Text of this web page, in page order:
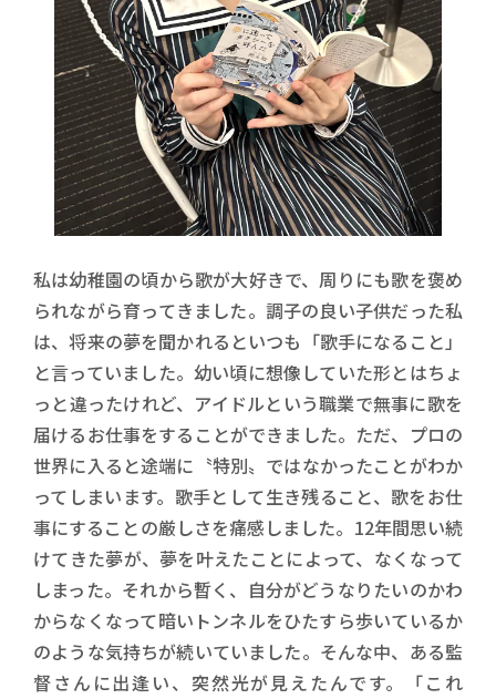
私は幼稚園の頃から歌が大好きで、周りにも歌を褒め
られながら育ってきました。調子の良い子供だった私
は、将来の夢を聞かれるといつも「歌手になること」
と言っていました。幼い頃に想像していた形とはちょ
っと違ったけれど、アイドルという職業で無事に歌を
届けるお仕事をすることができました。ただ、プロの
世界に入ると途端に〝特別〟ではなかったことがわか
ってしまいます。歌手として生き残ること、歌をお仕
事にすることの厳しさを痛感しました。12年間思い続
けてきた夢が、夢を叶えたことによって、なくなって
しまった。それから暫く、自分がどうなりたいのかわ
からなくなって暗いトンネルをひたすら歩いているか
のような気持ちが続いていました。そんな中、ある監
督さんに出逢い、突然光が見えたんです。「これ